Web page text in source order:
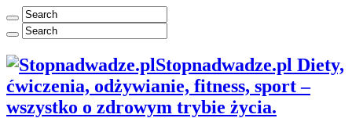
Stopnadwadze.pl Diety,
ćwiczenia, odżywianie, fitness, sport –
wszystko o zdrowym trybie życia.